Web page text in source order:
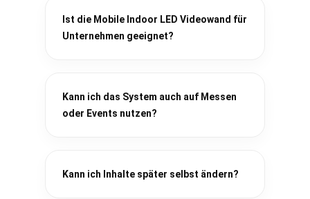
Ist die Mobile Indoor LED Videowand für
Unternehmen geeignet?
Kann ich das System auch auf Messen
oder Events nutzen?
Kann ich Inhalte später selbst ändern?